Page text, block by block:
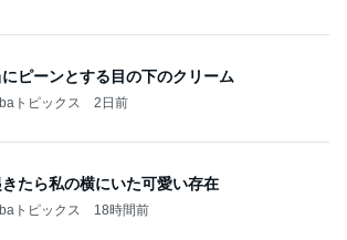
たら私の横にいた可愛い存在
トピックス 18時間前